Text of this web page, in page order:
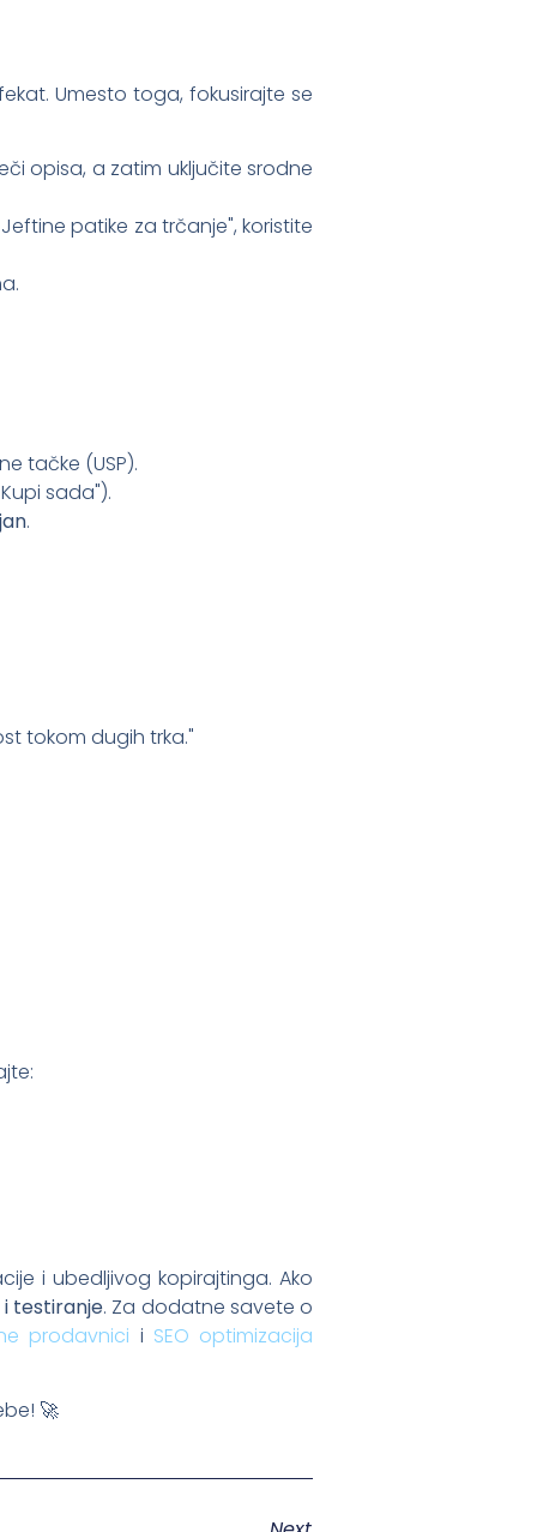
Umesto toga, fokusirajte se
opisa, a zatim uključite srodne
patike za trčanje", koristite
tačke (USP).
sada").
.
tokom dugih trka."
i ubedljivog kopirajtinga. Ako
testiranje. Za dodatne savete o
prodavnici i SEO optimizacija
🚀